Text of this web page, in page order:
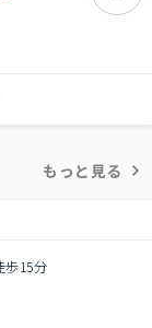
もっと見る
歩15分